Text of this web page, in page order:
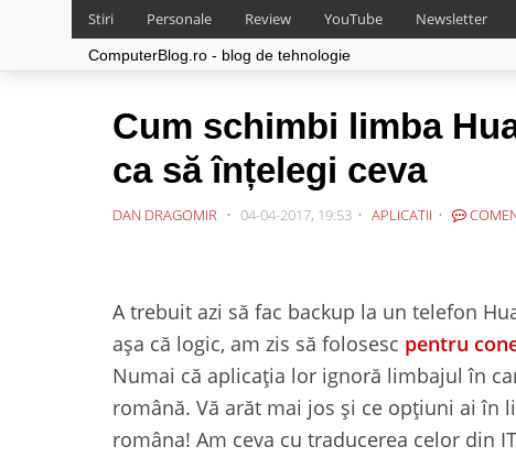
Stiri Personale Review YouTube Newsletter
ComputerBlog.ro - blog de tehnologie
Cum schimbi limba
ca să înțelegi ceva
DAN DRAGOMIR 04-04-2017, 19:53 APLICATII
A trebuit azi să fac backup la un telefon
așa că logic, am zis să folosesc pentru
Numai că aplicația lor ignoră limbajul în
română. Vă arăt mai jos și ce opțiuni ai în
româna! Am ceva cu traducerea celor din